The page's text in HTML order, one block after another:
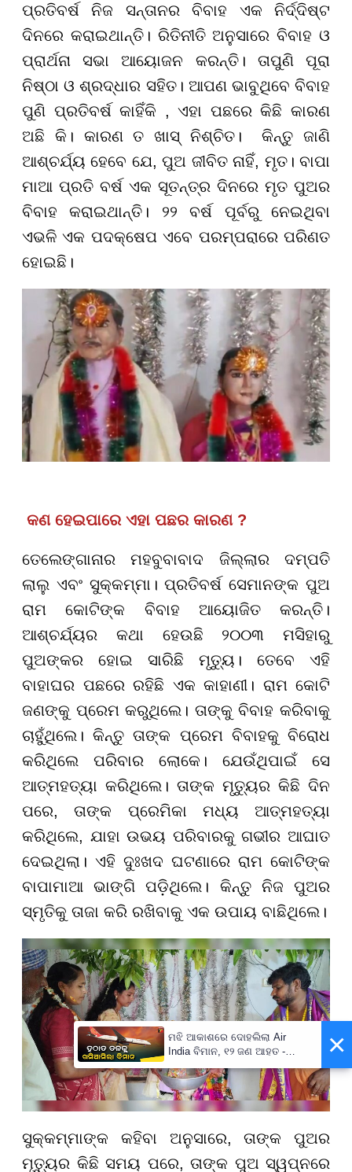
ପ୍ରତିବର୍ଷ ନିଜ ସନ୍ତାନର ବିବାହ ଏକ ନିର୍ଦ୍ଦିଷ୍ଟ
ଦିନରେ କରାଇଥାନ୍ତି। ରିତିନୀତି ଅନୁସାରେ ବିବାହ ଓ
ପ୍ରାର୍ଥନା ସଭା ଆୟୋଜନ କରନ୍ତି। ତାପୁଣି ପୂରା
ନିଷ୍ଠା ଓ ଶ୍ରଦ୍ଧାର ସହିତ। ଆପଣ ଭାବୁଥିବେ ବିବାହ
ପୁଣି ପ୍ରତିବର୍ଷ କାହିଁକି , ଏହା ପଛରେ କିଛି କାରଣ
ଅଛି କି। କାରଣ ତ ଖାସ୍ ନିଶ୍ଚିତ। କିନ୍ତୁ ଜାଣି
ଆଶ୍ଚର୍ଯ୍ୟ ହେବେ ଯେ, ପୁଅ ଜୀବିତ ନାହିଁ, ମୃତ। ବାପା
ମାଆ ପ୍ରତି ବର୍ଷ ଏକ ସୂତନ୍ତ୍ର ଦିନରେ ମୃତ ପୁଅର
ବିବାହ କରାଇଥାନ୍ତି। ୨୨ ବର୍ଷ ପୂର୍ବରୁ ନେଇଥିବା
ଏଭଳି ଏକ ପଦକ୍ଷେପ ଏବେ ପରମ୍ପରାରେ ପରିଣତ
ହୋଇଛି।
କଣ ହେଇପାରେ ଏହା ପଛର କାରଣ ?
ତେଲେଙ୍ଗାନାର ମହବୁବାବାଦ ଜିଲ୍ଲାର ଦମ୍ପତି
ଲାଲୁ ଏବଂ ସୁକ୍କମ୍ମା। ପ୍ରତିବର୍ଷ ସେମାନଙ୍କ ପୁଅ
ରାମ କୋଟିଙ୍କ ବିବାହ ଆୟୋଜିତ କରନ୍ତି।
ଆଶ୍ଚର୍ଯ୍ୟର କଥା ହେଉଛି ୨୦୦୩ ମସିହାରୁ
ପୁଅଙ୍କର ହୋଇ ସାରିଛି ମୃତ୍ୟୁ। ତେବେ ଏହି
ବାହାଘର ପଛରେ ରହିଛି ଏକ କାହାଣୀ। ରାମ କୋଟି
ଜଣଙ୍କୁ ପ୍ରେମ କରୁଥିଲେ। ତାଙ୍କୁ ବିବାହ କରିବାକୁ
ଚାହୁଁଥିଲେ। କିନ୍ତୁ ତାଙ୍କ ପ୍ରେମ ବିବାହକୁ ବିରୋଧ
କରିଥିଲେ ପରିବାର ଲୋକେ। ଯେଉଁଥିପାଇଁ ସେ
ଆତ୍ମହତ୍ୟା କରିଥିଲେ। ତାଙ୍କ ମୃତ୍ୟୁର କିଛି ଦିନ
ପରେ, ତାଙ୍କ ପ୍ରେମିକା ମଧ୍ୟ ଆତ୍ମହତ୍ୟା
କରିଥିଲେ, ଯାହା ଉଭୟ ପରିବାରକୁ ଗଭୀର ଆଘାତ
ଦେଇଥିଲା। ଏହି ଦୁଃଖଦ ଘଟଣାରେ ରାମ କୋଟିଙ୍କ
ବାପାମାଆ ଭାଙ୍ଗି ପଡ଼ିଥିଲେ। କିନ୍ତୁ ନିଜ ପୁଅର
ସ୍ମୃତିକୁ ତାଜା କରି ରଖିବାକୁ ଏକ ଉପାୟ ବାଛିଥିଲେ।
ସୁକ୍କମ୍ମାଙ୍କ କହିବା ଅନୁସାରେ, ତାଙ୍କ ପୁଅର
ମୃତ୍ୟୁର କିଛି ସମୟ ପରେ, ତାଙ୍କ ପୁଅ ସ୍ୱପ୍ନରେ
×
ମଝି ଆକାଶରେ ଦୋହଲିଲା Air
India ବିମାନ, ୧୨ ଜଣ ଆହତ -